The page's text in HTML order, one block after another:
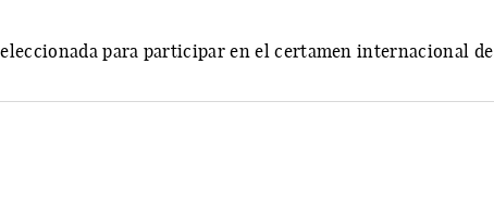
para participar en el certamen internacional de